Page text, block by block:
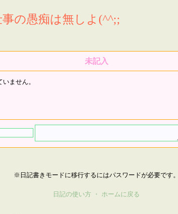
の愚痴は無しよ(^^;;
未記入
ません。
※日記書きモードに移行するにはパスワードが必要です。
日記の使い方 ・ ホームに戻る